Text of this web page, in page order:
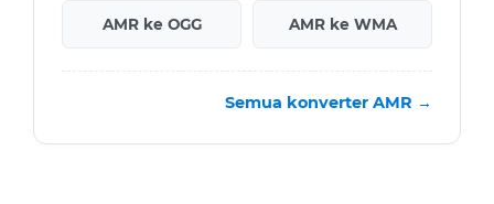
AMR ke OGG AMR ke WMA
Semua konverter AMR →